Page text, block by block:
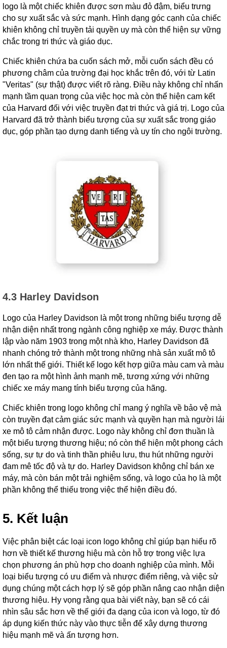
logo là một chiếc khiên được sơn màu đỏ đậm, biểu trưng
cho sự xuất sắc và sức mạnh. Hình dạng góc cạnh của chiếc
khiên không chỉ truyền tải quyền uy mà còn thể hiện sự vững
chắc trong tri thức và giáo dục.
Chiếc khiên chứa ba cuốn sách mở, mỗi cuốn sách đều có
phương châm của trường đại học khắc trên đó, với từ Latin
"Veritas" (sự thật) được viết rõ ràng. Điều này không chỉ nhấn
mạnh tầm quan trọng của việc học mà còn thể hiện cam kết
của Harvard đối với việc truyền đạt tri thức và giá trị. Logo của
Harvard đã trở thành biểu tượng của sự xuất sắc trong giáo
dục, góp phần tạo dựng danh tiếng và uy tín cho ngôi trường.
4.3 Harley Davidson
Logo của Harley Davidson là một trong những biểu tượng dễ
nhận diện nhất trong ngành công nghiệp xe máy. Được thành
lập vào năm 1903 trong một nhà kho, Harley Davidson đã
nhanh chóng trở thành một trong những nhà sản xuất mô tô
lớn nhất thế giới. Thiết kế logo kết hợp giữa màu cam và màu
đen tạo ra một hình ảnh mạnh mẽ, tương xứng với những
chiếc xe máy mang tính biểu tượng của hãng.
Chiếc khiên trong logo không chỉ mang ý nghĩa về bảo vệ mà
còn truyền đạt cảm giác sức mạnh và quyền hạn mà người lái
xe mô tô cảm nhận được. Logo này không chỉ đơn thuần là
một biểu tượng thương hiệu; nó còn thể hiện một phong cách
sống, sự tự do và tinh thần phiêu lưu, thu hút những người
đam mê tốc độ và tự do. Harley Davidson không chỉ bán xe
máy, mà còn bán một trải nghiệm sống, và logo của họ là một
phần không thể thiếu trong việc thể hiện điều đó.
5. Kết luận
Việc phân biệt các loại icon logo không chỉ giúp bạn hiểu rõ
hơn về thiết kế thương hiệu mà còn hỗ trợ trong việc lựa
chọn phương án phù hợp cho doanh nghiệp của mình. Mỗi
loại biểu tượng có ưu điểm và nhược điểm riêng, và việc sử
dụng chúng một cách hợp lý sẽ góp phần nâng cao nhận diện
thương hiệu. Hy vọng rằng qua bài viết này, bạn sẽ có cái
nhìn sâu sắc hơn về thế giới đa dạng của icon và logo, từ đó
áp dụng kiến thức này vào thực tiễn để xây dựng thương
hiệu mạnh mẽ và ấn tượng hơn.